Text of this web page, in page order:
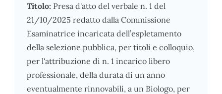
Titolo: Presa d'atto del verbale n. 1 del
21/10/2025 redatto dalla Commissione
Esaminatrice incaricata dell’espletamento
della selezione pubblica, per titoli e colloquio,
per l'attribuzione di n. 1 incarico libero
professionale, della durata di un anno
eventualmente rinnovabili, a un Biologo, per